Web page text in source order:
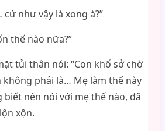
như vậy là xong à?”
thế nào nữa?”
tủi thân nói: “Con khổ sở chờ
không phải là… Mẹ làm thế này
biết nên nói với mẹ thế nào, đã
xộn.